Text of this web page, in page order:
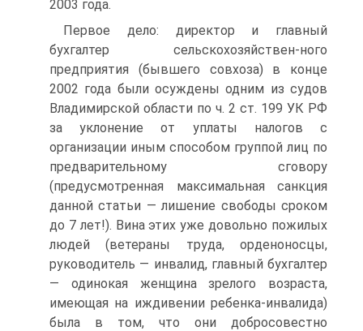
2003 года.
Первое дело: директор и главный
бухгалтер сельскохозяйствен-ного
предприятия (бывшего совхоза) в конце
2002 года были осуждены одним из судов
Владимирской области по ч. 2 ст. 199 УК РФ
за уклонение от уплаты налогов с
организации иным способом группой лиц по
предварительному сговору
(предусмотренная максимальная санкция
данной статьи — лишение свободы сроком
до 7 лет!). Вина этих уже довольно пожилых
людей (ветераны труда, орденоносцы,
руководитель — инвалид, главный бухгалтер
— одинокая женщина зрелого возраста,
имеющая на иждивении ребенка-инвалида)
была в том, что они добросовестно